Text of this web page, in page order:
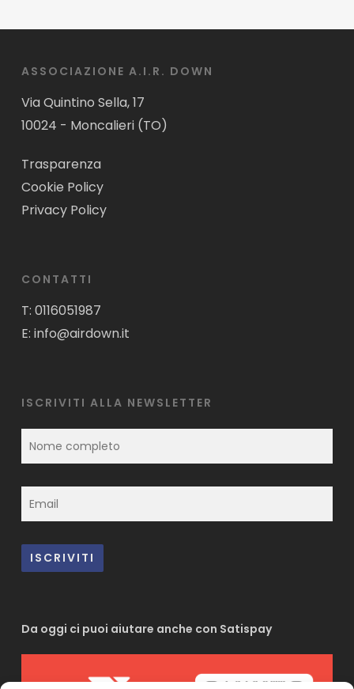
ASSOCIAZIONE A.I.R. DOWN
Via Quintino Sella, 17
10024 - Moncalieri (TO)
Trasparenza
Cookie Policy
Privacy Policy
CONTATTI
T: 0116051987
E: info@airdown.it
ISCRIVITI ALLA NEWSLETTER
Da oggi ci puoi aiutare anche con Satispay